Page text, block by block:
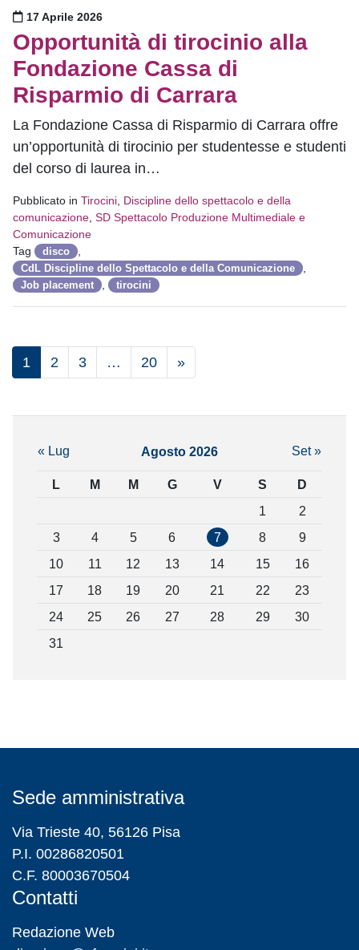
Pubblicato il
17 Aprile 2026
Opportunità di tirocinio alla
Fondazione Cassa di
Risparmio di Carrara
La Fondazione Cassa di Risparmio di Carrara offre
un’opportunità di tirocinio per studentesse e studenti
del corso di laurea in…
Pubblicato in Tirocini Discipline dello spettacolo e della
comunicazione SD Spettacolo Produzione Multimediale e
Comunicazione
Tag
disco
CdL Discipline dello Spettacolo e della Comunicazione
Job placement tirocini
1 2 3 … 20 »
Agosto 2026
L M M G V S D
« Lug Set »
1
2
3
4 5 6 7 8
9
10
11 12 13 14 15
16
17
18 19 20 21 22
23
24
25 26 27 28 29
30
31
Sede amministrativa
Via Trieste 40, 56126 Pisa
P.I. 00286820501
C.F. 80003670504
Contatti
Redazione Web